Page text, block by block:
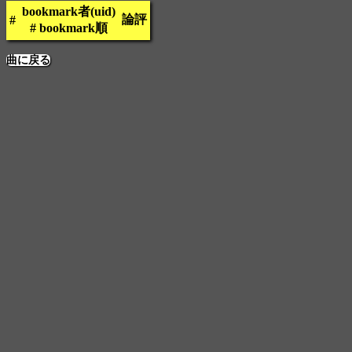
#
bookmark者(uid)
# bookmark順
論評
曲に戻る